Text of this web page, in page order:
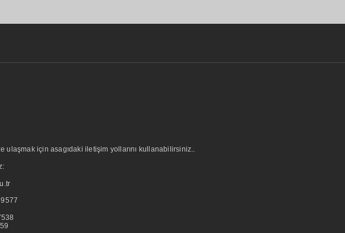
ulaşmak için asagıdaki iletişim yollarını kullanabilirsiniz..